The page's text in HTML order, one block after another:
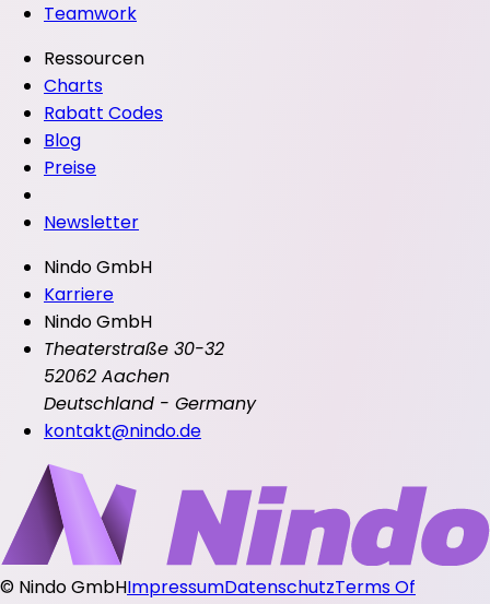
Teamwork
Ressourcen
Charts
Rabatt Codes
Blog
Preise
Newsletter
Nindo GmbH
Karriere
Nindo GmbH
Theaterstraße 30-32
52062 Aachen
Deutschland - Germany
kontakt@nindo.de
© Nindo GmbHImpressumDatenschutzTerms Of